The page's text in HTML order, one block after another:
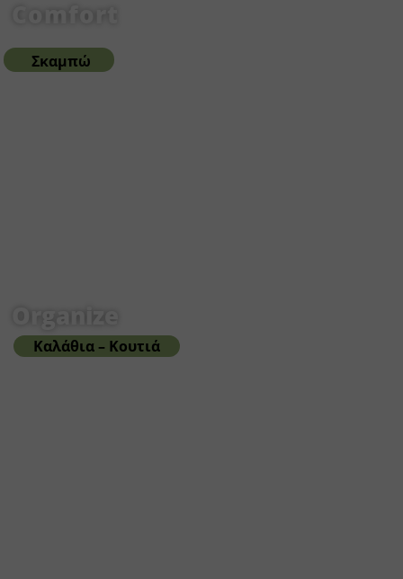
Σκαμπώ
Organize
Καλάθια – Κουτιά